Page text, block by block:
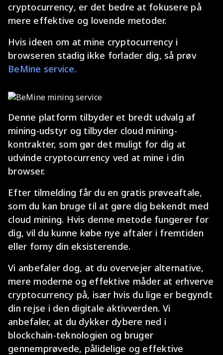
cryptocurrency, er det bedre at fokusere på
mere effektive og lovende metoder.
Hvis ideen om at mine cryptocurrency i
browseren stadig ikke forlader dig, så prøv
BeMine service.
Denne platform tilbyder et bredt udvalg af
mining-udstyr og tilbyder cloud mining-
kontrakter, som gør det muligt for dig at
udvinde cryptocurrency ved at mine i din
browser.
Efter tilmelding får du en gratis prøveaftale,
som du kan bruge til at gøre dig bekendt med
cloud mining. Hvis denne metode fungerer for
dig, vil du kunne købe nye aftaler i fremtiden
eller forny din eksisterende.
Vi anbefaler dog, at du overvejer alternative,
mere moderne og effektive måder at erhverve
cryptocurrency på, især hvis du lige er begyndt
din rejse i den digitale aktivverden. Vi
anbefaler, at du dykker dybere ned i
blockchain-teknologien og bruger
gennemprøvede, pålidelige og effektive